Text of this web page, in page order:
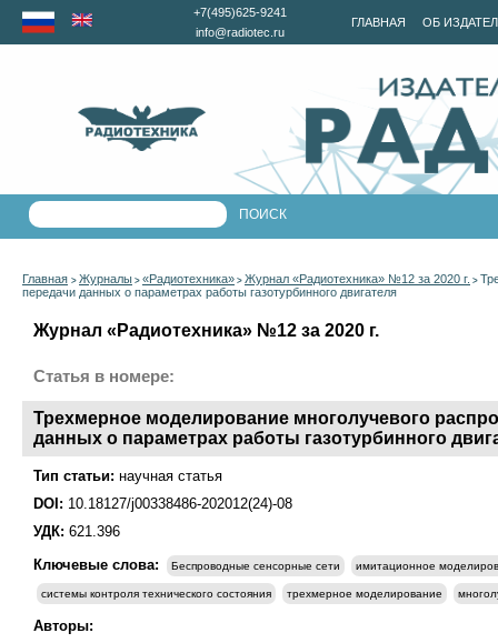
ГЛАВНАЯ ОБ
+7(495)625-9241
info@radiotec.ru
Главная > Журналы > «Радиотехника» > Журнал «Радиотехника» №12 за 2020 г. >
передачи данных о параметрах работы газотурбинного двигателя
Журнал «Радиотехника» №12 за 2020 г.
Статья в номере:
Трехмерное моделирование многолучевого
данных о параметрах работы газотурбинного
Тип статьи: научная статья
DOI: 10.18127/j00338486-202012(24)-08
УДК: 621.396
Ключевые слова:
Беспроводные сенсорные сети имитационное
системы контроля технического состояния трехмерное моделирование
Авторы: